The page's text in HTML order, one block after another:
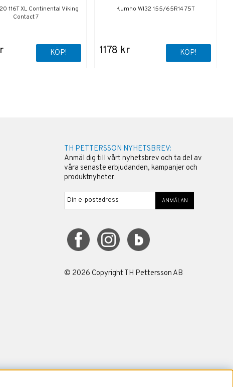
116T XL Continental Viking
Contact 7
KÖP!
Kumho WI32 155/65R14 75T
1178 kr KÖP!
TH PETTERSSON NYHETSBREV:
Anmäl dig till vårt nyhetsbrev och ta del av
våra senaste erbjudanden, kampanjer och
produktnyheter.
ANMÄLAN
© 2026 Copyright TH Pettersson AB